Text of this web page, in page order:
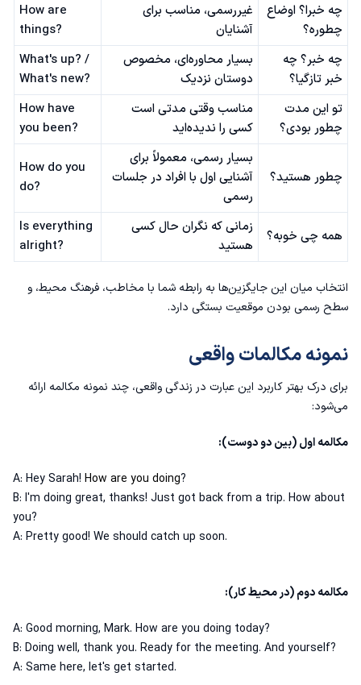
چه خبرا؟ اوضاع
چطوره؟
غیررسمی، مناسب برای
آشنایان
How are
things?
چه خبر؟ چه
خبر تازگیا؟
بسیار محاوره‌ای، مخصوص
دوستان نزدیک
What's up? /
What's new?
تو این مدت
چطور بودی؟
مناسب وقتی مدتی است
کسی را ندیده‌اید
How have
you been?
چطور هستید؟
بسیار رسمی، معمولاً برای
آشنایی اول با افراد در جلسات
رسمی
How do you
do?
همه چی خوبه؟
زمانی که نگران حال کسی
هستید
Is everything
alright?
انتخاب میان این جایگزین‌ها به رابطه شما با مخاطب، فرهنگ محیط، و
سطح رسمی بودن موقعیت بستگی دارد.
نمونه مکالمات واقعی
برای درک بهتر کاربرد این عبارت در زندگی واقعی، چند نمونه مکالمه ارائه
می‌شود:
مکالمه اول (بین دو دوست):
A: Hey Sarah! How are you doing?
B: I'm doing great, thanks! Just got back from a trip. How about
you?
A: Pretty good! We should catch up soon.
مکالمه دوم (در محیط کار):
A: Good morning, Mark. How are you doing today?
B: Doing well, thank you. Ready for the meeting. And yourself?
A: Same here, let's get started.